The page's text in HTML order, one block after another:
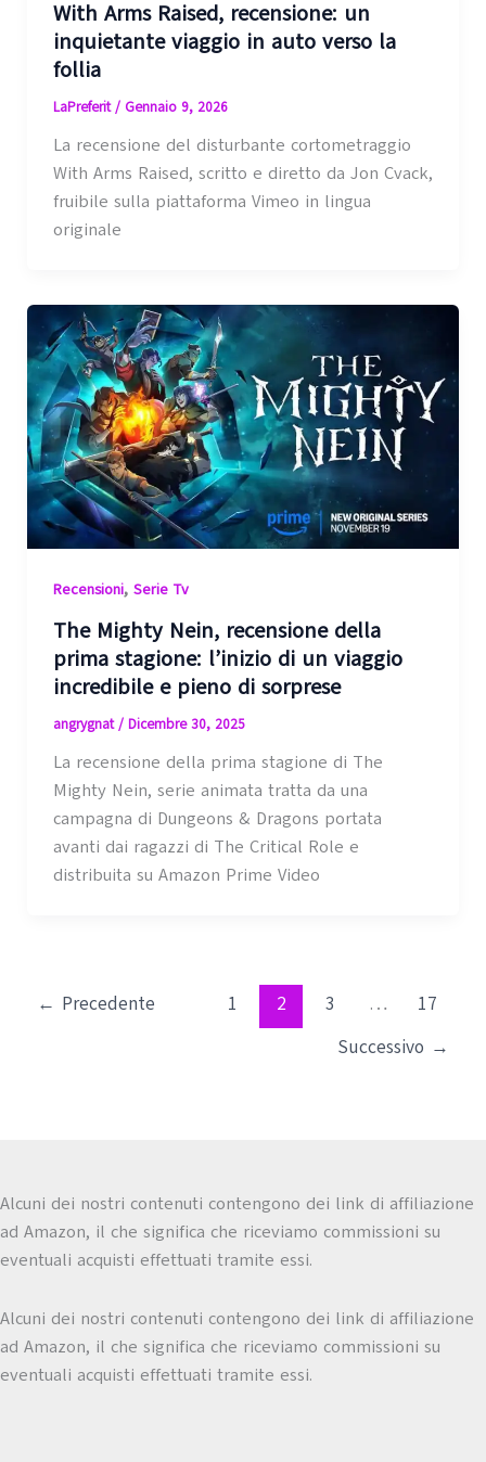
With Arms Raised, recensione: un
inquietante viaggio in auto verso la
follia
LaPreferit/ Gennaio 9, 2026
La recensione del disturbante cortometraggio
With Arms Raised, scritto e diretto da Jon Cvack,
fruibile sulla piattaforma Vimeo in lingua
originale
Recensioni, Serie Tv
The Mighty Nein, recensione della
prima stagione: l’inizio di un viaggio
incredibile e pieno di sorprese
angrygnat/ Dicembre 30, 2025
La recensione della prima stagione di The
Mighty Nein, serie animata tratta da una
campagna di Dungeons & Dragons portata
avanti dai ragazzi di The Critical Role e
distribuita su Amazon Prime Video
← Precedente 1 2 3 …
17
Successivo →
Alcuni dei nostri contenuti contengono dei link di affiliazione
ad Amazon, il che significa che riceviamo commissioni su
eventuali acquisti effettuati tramite essi.
Alcuni dei nostri contenuti contengono dei link di affiliazione
ad Amazon, il che significa che riceviamo commissioni su
eventuali acquisti effettuati tramite essi.